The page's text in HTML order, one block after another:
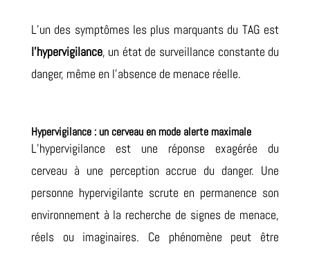
L’un des symptômes les plus marquants du TAG est
l’hypervigilance, un état de surveillance constante du
danger, même en l’absence de menace réelle.
Hypervigilance : un cerveau en mode alerte maximale
L’hypervigilance est une réponse exagérée du
cerveau à une perception accrue du danger. Une
personne hypervigilante scrute en permanence son
environnement à la recherche de signes de menace,
réels ou imaginaires. Ce phénomène peut être